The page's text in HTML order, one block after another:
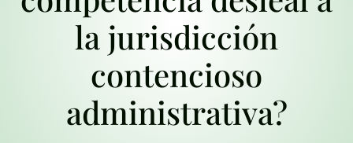
la jurisdicción
contencioso
administrativa?